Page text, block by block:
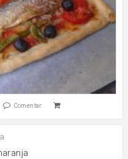
Comentar